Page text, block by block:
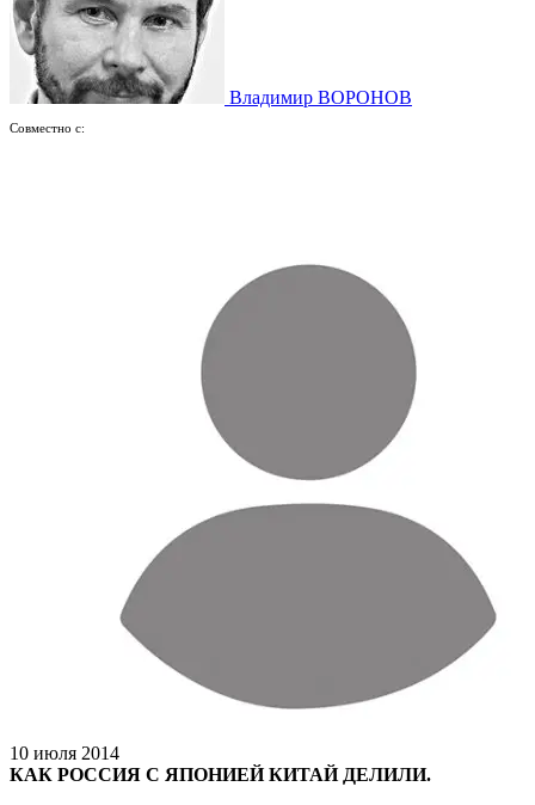
Владимир ВОРОНОВ
Совместно с:
10 июля 2014
КАК РОССИЯ С ЯПОНИЕЙ КИТАЙ ДЕЛИЛИ.